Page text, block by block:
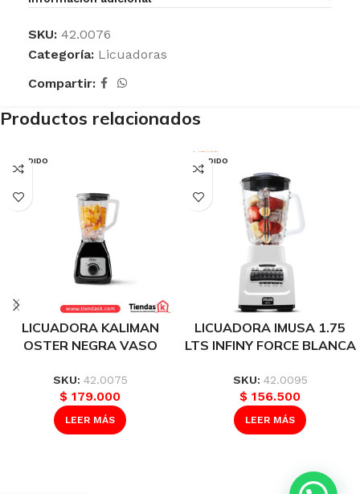
SKU: 42.0076
Categoría: Licuadoras
Compartir:
Productos relacionados
VENDIDO
LICUADORA KALIMAN
OSTER NEGRA VASO
BRD-013
SKU: 42.0075
$ 179.000
LEER MÁS
VENDIDO
LICUADORA IMUSA 1.75
LTS INFINY FORCE BLANCA
CUCHILLAS REF 58610313
SKU: 42.0095
$ 156.500
LEER MÁS